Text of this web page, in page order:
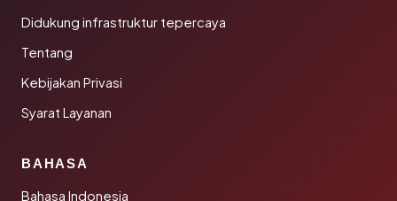
Didukung infrastruktur tepercaya
Tentang
Kebijakan Privasi
Syarat Layanan
BAHASA
Bahasa Indonesia